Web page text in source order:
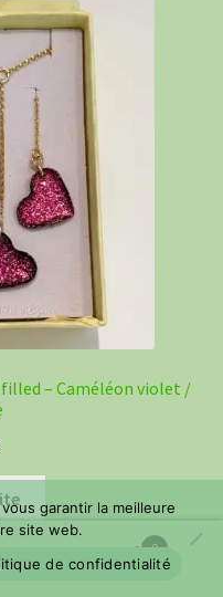
– Caméléon violet /
0
garantir la meilleure
site web.
de confidentialité